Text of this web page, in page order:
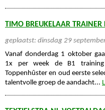
TIMO BREUKELAAR TRAINER
geplaatst: dinsdag 29
Vanaf donderdag 1 oktober
1x per week de B1
Toppenhûster en oud eerste
talentvolle groep de aandacht...